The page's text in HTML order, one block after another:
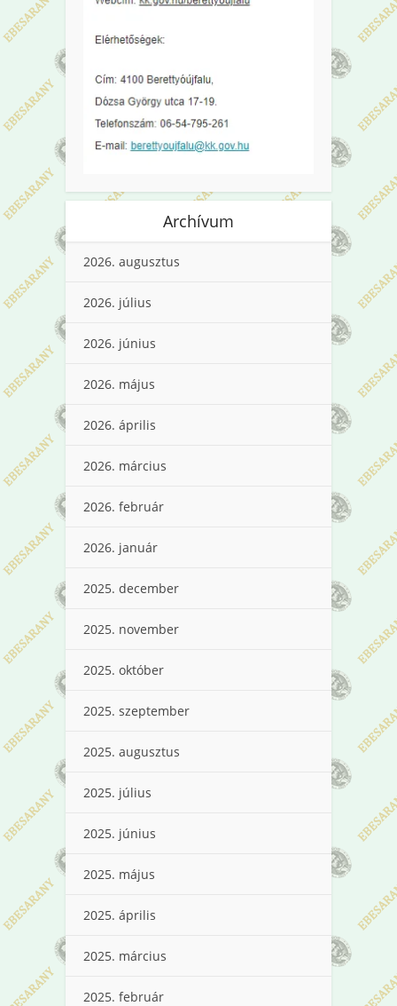
Archívum
2026. augusztus
2026. július
2026. június
2026. május
2026. április
2026. március
2026. február
2026. január
2025. december
2025. november
2025. október
2025. szeptember
2025. augusztus
2025. július
2025. június
2025. május
2025. április
2025. március
2025. február